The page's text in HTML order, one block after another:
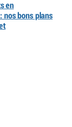
en
nos bons plans